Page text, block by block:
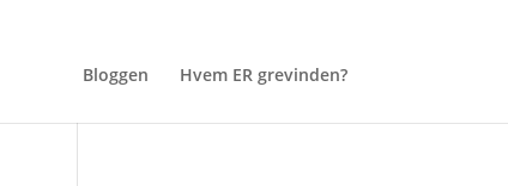
Bloggen Hvem ER grevinden?